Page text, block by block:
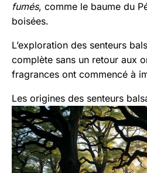
fumés, comme le baume du
boisées.
L’exploration des senteurs
complète sans un retour aux
fragrances ont commencé à
Les origines des senteurs